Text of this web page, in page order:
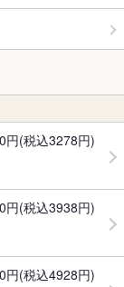
円(税込3278円)
円(税込3938円)
円(税込4928円)